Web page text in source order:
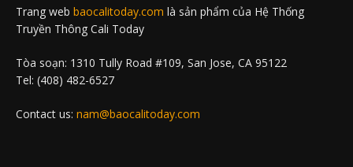
Trang web baocalitoday.com là sản phẩm của Hệ Thống
Truyền Thông Cali Today
Tòa soạn: 1310 Tully Road #109, San Jose, CA 95122
Tel: (408) 482-6527
Contact us: nam@baocalitoday.com